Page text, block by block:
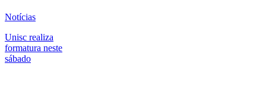
Notícias
Unisc realiza
formatura neste
sábado